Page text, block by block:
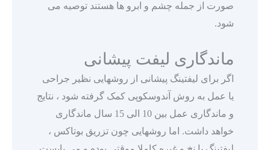
صورت از جمله چشم و ابرو ها هستند توصیه می
شود.
ماندگاری لیفت پیشانی
اگر برای لیفتینگ پیشانی از روشهایی نظیر جراحی
یا عمل به روش آندوسکوپی کمک گرفته شود ، نتایج
و ماندگاری عمل بین 10 الی 15 سال ماندگاری
خواهد داشت. اما روشهایی چون تزریق بوتاکس ،